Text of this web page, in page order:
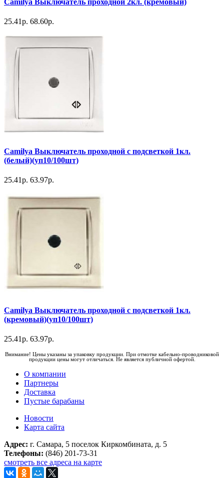
25.41р. 68.60р.
Camilya Выключатель проходной с подсветкой 1кл.
(белый)(уп10/100шт)
25.41р. 63.97р.
Camilya Выключатель проходной с подсветкой 1кл.
(кремовый)(уп10/100шт)
25.41р. 63.97р.
Внимание! Цены указаны за упаковку продукции. При отмотке кабельно-проводниковой
продукции цены могут отличаться. Не является публичной офертой.
О компании
Партнеры
Доставка
Пустые барабаны
Новости
Карта сайта
Адрес: г. Самара, 5 поселок Киркомбината, д. 5
Телефоны: (846) 201-73-31
смотреть все адреса на карте